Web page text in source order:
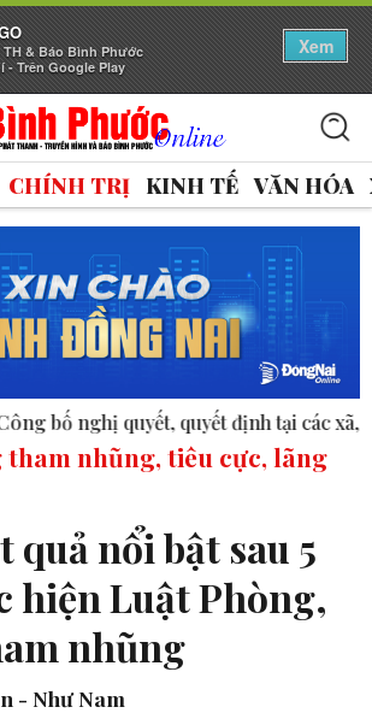
TH & Báo Bình Phước
- Trên Google Play
Xem
CHÍNH TRỊ KINH TẾ VĂN HÓA
quyết định tại các xã, phường.
tham nhũng, tiêu cực, lãng
quả nổi bật sau 5
hiện Luật Phòng,
nhũng
- Như Nam